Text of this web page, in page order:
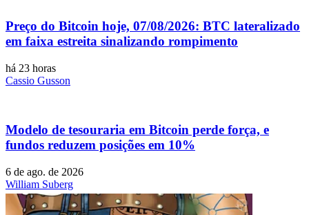
Preço do Bitcoin hoje, 07/08/2026: BTC lateralizado
em faixa estreita sinalizando rompimento
há 23 horas
Cassio Gusson
Modelo de tesouraria em Bitcoin perde força, e
fundos reduzem posições em 10%
6 de ago. de 2026
William Suberg